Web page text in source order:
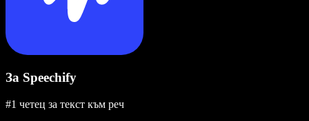
За Speechify
#1 четец за текст към реч